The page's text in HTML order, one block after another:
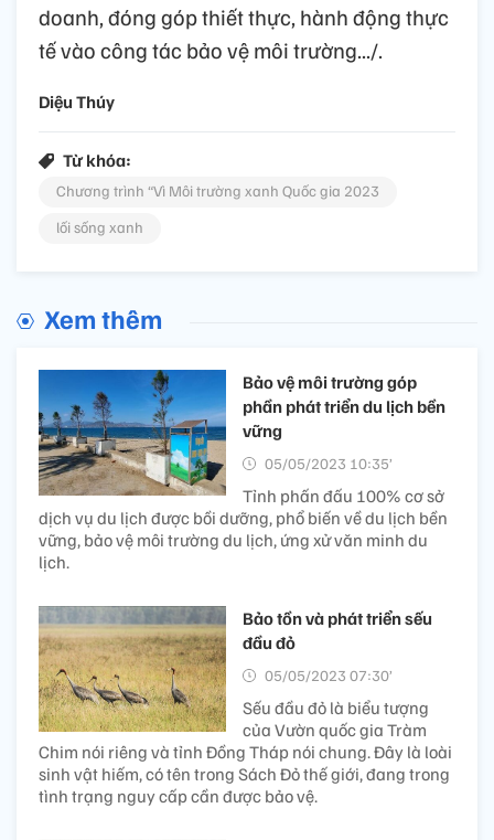
doanh, đóng góp thiết thực, hành động thực
tế vào công tác bảo vệ môi trường.../.
Diệu Thúy
Từ khóa:
Chương trình “Vì Môi trường xanh Quốc gia 2023
lối sống xanh
Xem thêm
Bảo vệ môi trường góp
phần phát triển du lịch bền
vững
05/05/2023 10:35’
Tỉnh phấn đấu 100% cơ sở
dịch vụ du lịch được bồi dưỡng, phổ biến về du lịch bền
vững, bảo vệ môi trường du lịch, ứng xử văn minh du
lịch.
Bảo tồn và phát triển sếu
đầu đỏ
05/05/2023 07:30’
Sếu đầu đỏ là biểu tượng
của Vườn quốc gia Tràm
Chim nói riêng và tỉnh Đồng Tháp nói chung. Đây là loài
sinh vật hiếm, có tên trong Sách Đỏ thế giới, đang trong
tình trạng nguy cấp cần được bảo vệ.